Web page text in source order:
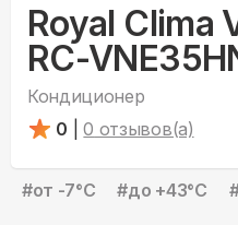
Royal Clima
RC-
Кондиционер
0
0 отзывов(а)
#от -7°С #до +43°С